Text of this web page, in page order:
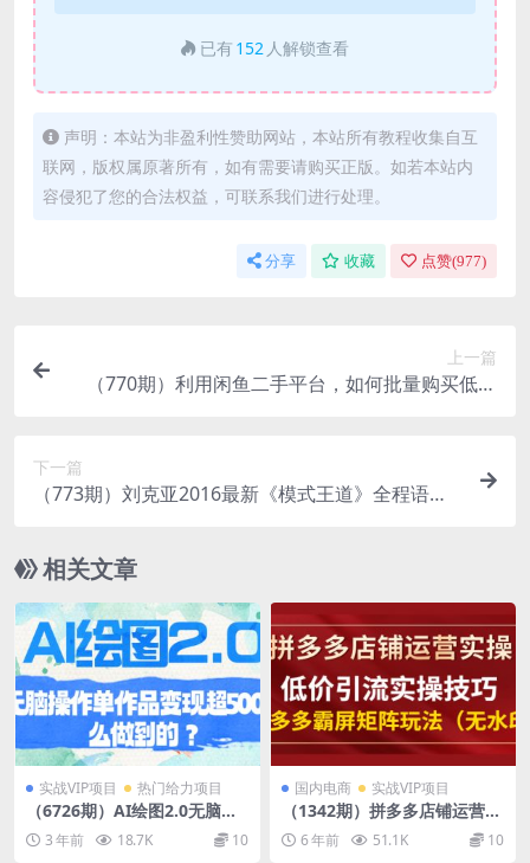
已有 152 人解锁查看
声明：本站为非盈利性赞助网站，本站所有教程收集自互
联网，版权属原著所有，如有需要请购买正版。如若本站内
容侵犯了您的合法权益，可联系我们进行处理。
分享 收藏 点赞(977)
上一篇
（770期）利用闲鱼二手平台，如何批量购买低价
下一篇
（773期）刘克亚2016最新《模式王道》全程语音
相关文章
实战VIP项目 热门给力项目
（6726期）AI绘图2.0无脑操
作单作品变现超500怎么做到
的？3 年前 18.7K 10
国内电商 实战VIP项目
（1342期）拼多多店铺运营实
操，低价引流实操技巧，拼多
多霸屏矩阵玩法（无水印）
6 年前 51.1K 10